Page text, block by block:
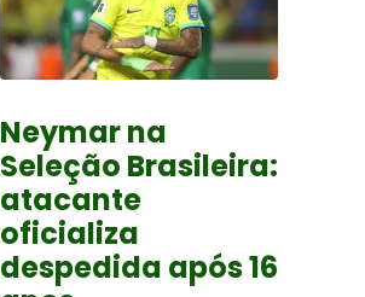
Neymar na
Seleção Brasileira:
atacante
oficializa
despedida após 16